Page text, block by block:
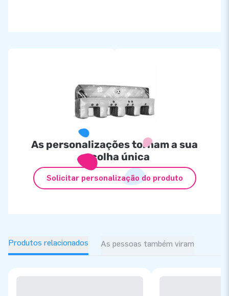
As personalizações tornam a sua
escolha única
Solicitar personalização do produto
Produtos relacionados As pessoas também viram